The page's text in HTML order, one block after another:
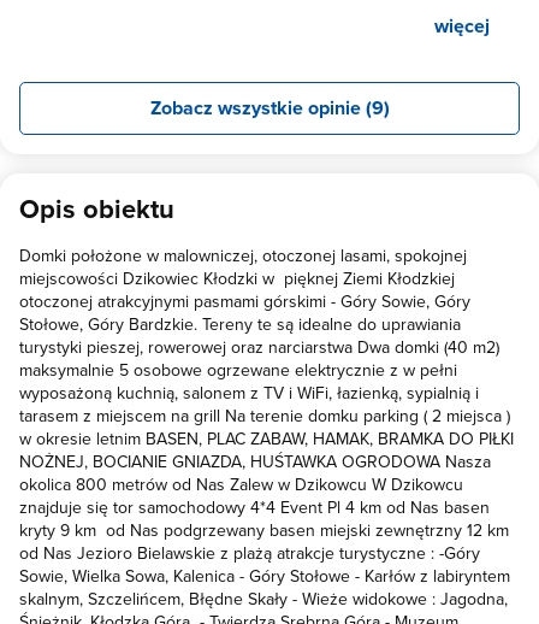
więcej
Zobacz wszystkie opinie (9)
Opis obiektu
Domki położone w malowniczej, otoczonej lasami, spokojnej
miejscowości Dzikowiec Kłodzki w pięknej Ziemi Kłodzkiej
otoczonej atrakcyjnymi pasmami górskimi - Góry Sowie, Góry
Stołowe, Góry Bardzkie. Tereny te są idealne do uprawiania
turystyki pieszej, rowerowej oraz narciarstwa Dwa domki (40 m2)
maksymalnie 5 osobowe ogrzewane elektrycznie z w pełni
wyposażoną kuchnią, salonem z TV i WiFi, łazienką, sypialnią i
tarasem z miejscem na grill Na terenie domku parking ( 2 miejsca )
w okresie letnim BASEN, PLAC ZABAW, HAMAK, BRAMKA DO PIŁKI
NOŻNEJ, BOCIANIE GNIAZDA, HUŚTAWKA OGRODOWA Nasza
okolica 800 metrów od Nas Zalew w Dzikowcu W Dzikowcu
znajduje się tor samochodowy 4*4 Event Pl 4 km od Nas basen
kryty 9 km od Nas podgrzewany basen miejski zewnętrzny 12 km
od Nas Jezioro Bielawskie z plażą atrakcje turystyczne : -Góry
Sowie, Wielka Sowa, Kalenica - Góry Stołowe - Karłów z labiryntem
skalnym, Szczelińcem, Błędne Skały - Wieże widokowe : Jagodna,